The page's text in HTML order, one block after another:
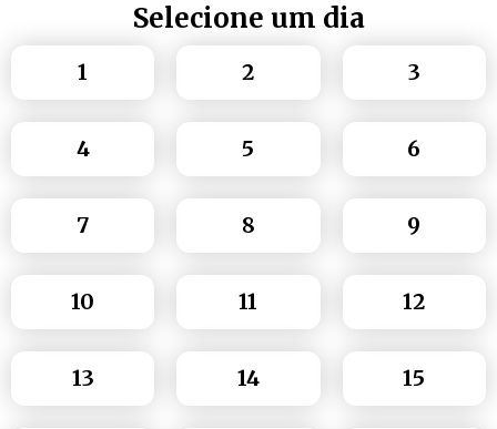
Selecione um dia
1 2 3
4 5 6
7 8 9
10 11 12
13 14 15